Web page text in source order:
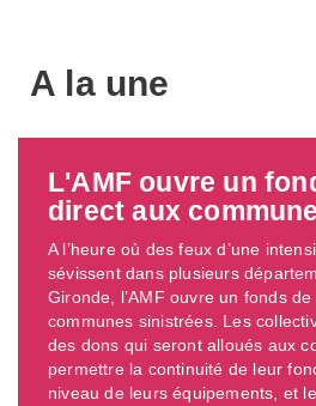
A la une
L'AMF ouvre un
direct aux
A l’heure où des feux d’une
sévissent dans plusieurs
Gironde, l’AMF ouvre un fonds
communes sinistrées. Les
des dons qui seront alloués aux
permettre la continuité de leur
niveau de leurs équipements, et